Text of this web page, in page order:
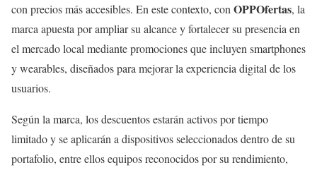
con precios más accesibles. En este contexto, con OPPOfertas, la
marca apuesta por ampliar su alcance y fortalecer su presencia en
el mercado local mediante promociones que incluyen smartphones
y wearables, diseñados para mejorar la experiencia digital de los
usuarios.
Según la marca, los descuentos estarán activos por tiempo
limitado y se aplicarán a dispositivos seleccionados dentro de su
portafolio, entre ellos equipos reconocidos por su rendimiento,